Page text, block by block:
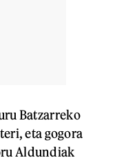
Batzarreko
eta gogora
Aldundiak